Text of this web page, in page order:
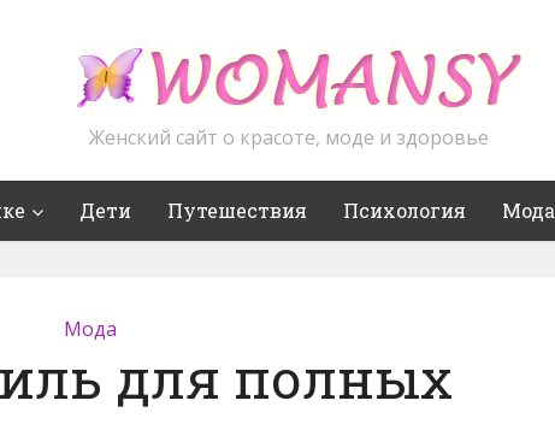
Женский сайт о красоте, моде и здоровье
Дети Путешествия Психология Мода
Мода
для полных